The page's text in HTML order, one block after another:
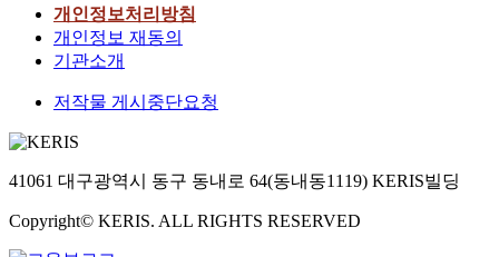
개인정보처리방침
개인정보 재동의
기관소개
저작물 게시중단요청
41061 대구광역시 동구 동내로 64(동내동1119) KERIS빌딩
Copyright© KERIS. ALL RIGHTS RESERVED